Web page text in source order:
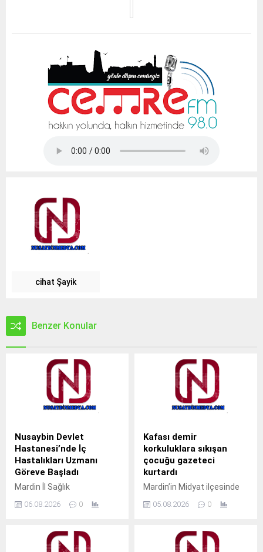
cihat Şayik
Benzer Konular
Nusaybin Devlet
Hastanesi’nde İç
Hastalıkları Uzmanı
Göreve Başladı
Mardin İl Sağlık
Devlet Hastanesi’nde İç
Ali Yiğit hasta kabulüne
başladı. Muayene olmak
06.08.2026 0
Kafası demir
korkuluklara sıkışan
çocuğu gazeteci
kurtardı
Mardin’in Midyat ilçesinde
korkulukları arasına kafası
Ahmet Akkuş’un
müdahalesiyle kurtarıldı.
05.08.2026 0